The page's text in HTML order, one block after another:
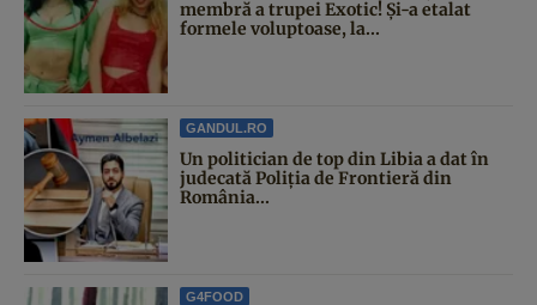
membră a trupei Exotic! Și-a etalat
formele voluptoase, la...
GANDUL.RO
Un politician de top din Libia a dat în
judecată Poliția de Frontieră din
România...
G4FOOD